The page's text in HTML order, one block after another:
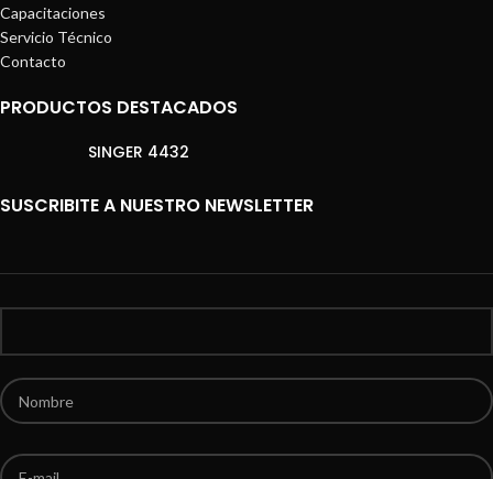
Capacitaciones
Servicio Técnico
Contacto
PRODUCTOS DESTACADOS
SINGER 4432
SUSCRIBITE A NUESTRO NEWSLETTER